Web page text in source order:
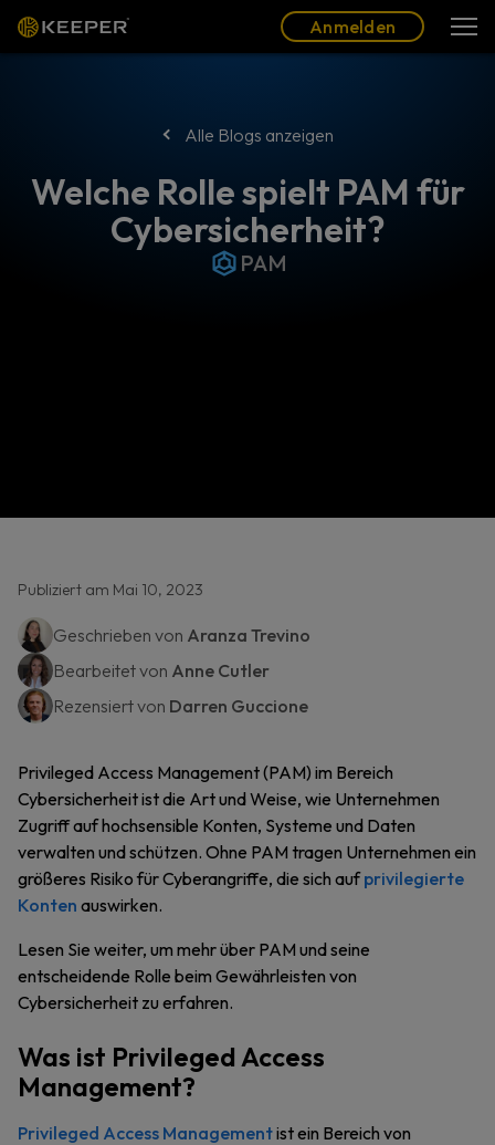
Anmelden
Alle Blogs anzeigen
Welche Rolle spielt PAM für
Cybersicherheit?
PAM
Publiziert am Mai 10, 2023
Geschrieben von Aranza Trevino
Bearbeitet von Anne Cutler
Rezensiert von Darren Guccione
Privileged Access Management (PAM) im Bereich
Cybersicherheit ist die Art und Weise, wie Unternehmen
Zugriff auf hochsensible Konten, Systeme und Daten
verwalten und schützen. Ohne PAM tragen Unternehmen ein
größeres Risiko für Cyberangriffe, die sich aufprivilegierte
Konten auswirken.
Lesen Sie weiter, um mehr über PAM und seine
entscheidende Rolle beim Gewährleisten von
Cybersicherheit zu erfahren.
Was ist Privileged Access
Management?
Privileged Access Managementist ein Bereich von